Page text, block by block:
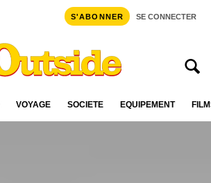
S'ABONNER SE CONNECTER
VOYAGE SOCIÉTÉ ÉQUIPEMENT